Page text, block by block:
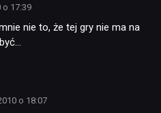
o 17:39
nie to, że tej gry nie ma na
o 18:07